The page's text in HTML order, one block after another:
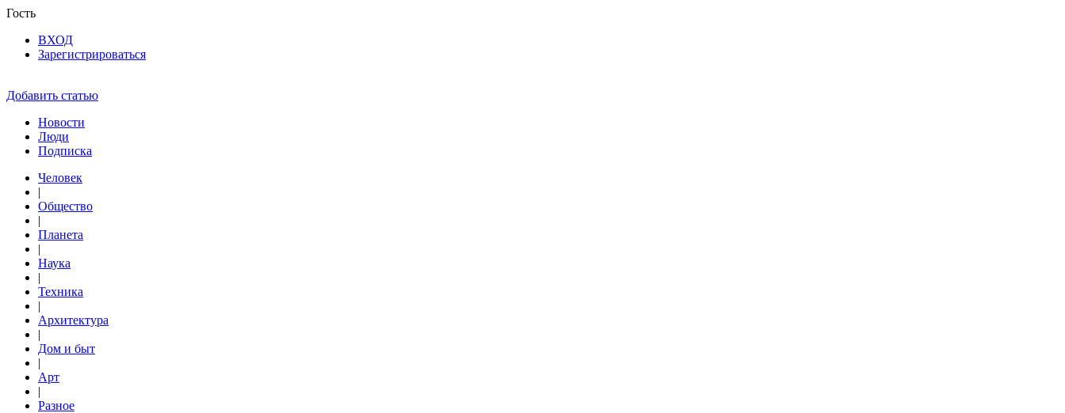
Гость
ВХОД
Зарегистрироваться
Добавить статью
Новости
Люди
Подписка
Человек
|
Общество
|
Планета
|
Наука
|
Техника
|
Архитектура
|
Дом и быт
|
Арт
|
Разное